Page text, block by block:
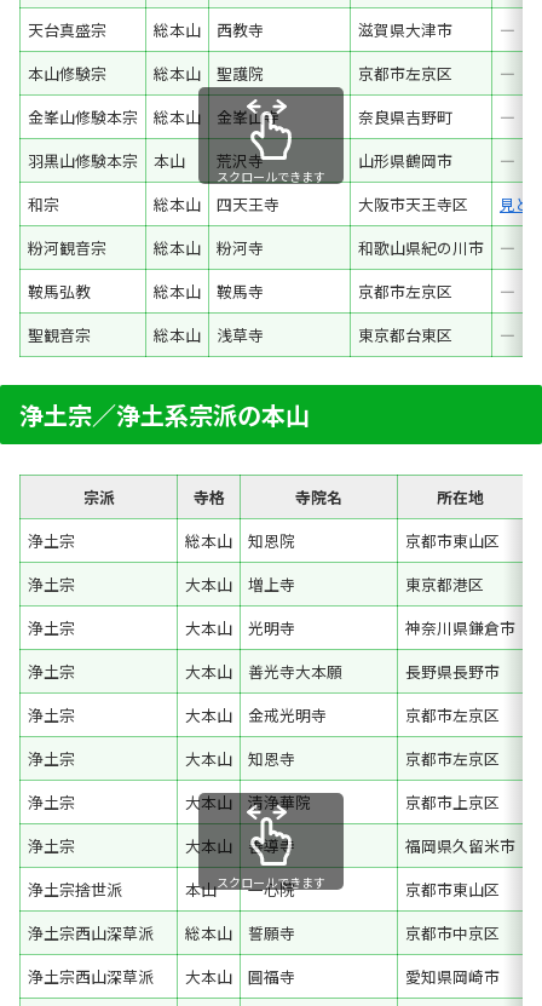
天台真盛宗
総本山 西教寺 滋賀県大津市
―
本山修験宗
総本山 聖護院 京都市左京区
―
金峯山修験本宗
総本山 金峯山寺 奈良県吉野町
―
羽黒山修験本宗
本山 荒沢寺 山形県鶴岡市
―
和宗
総本山 四天王寺 大阪市天王寺区
見ど
粉河観音宗
総本山 粉河寺 和歌山県紀の川市
―
鞍馬弘教
総本山 鞍馬寺 京都市左京区
―
聖観音宗
総本山 浅草寺 東京都台東区 ―
スクロールできます
浄土宗／浄土系宗派の本山
宗派 寺格 寺院名
所在地
浄土宗
総本山 知恩院 京都市東山区
浄土宗
大本山 増上寺 東京都港区
浄土宗
大本山 光明寺 神奈川県鎌倉市
浄土宗
大本山 善光寺大本願 長野県長野市
浄土宗
大本山 金戒光明寺 京都市左京区
浄土宗
大本山 知恩寺 京都市左京区
浄土宗
大本山 清浄華院 京都市上京区
浄土宗
大本山 善導寺 福岡県久留米市
浄土宗捨世派
本山 一心院 京都市東山区
浄土宗西山深草派
総本山 誓願寺 京都市中京区
浄土宗西山深草派
大本山 圓福寺 愛知県岡崎市
スクロールできます